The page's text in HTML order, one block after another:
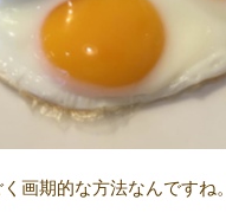
画期的な方法なんですね。